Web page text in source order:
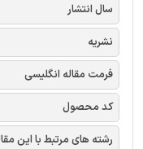
سال انتشار
نشریه
فرمت مقاله انگلیسی
کد محصول
رشته های مرتبط با این